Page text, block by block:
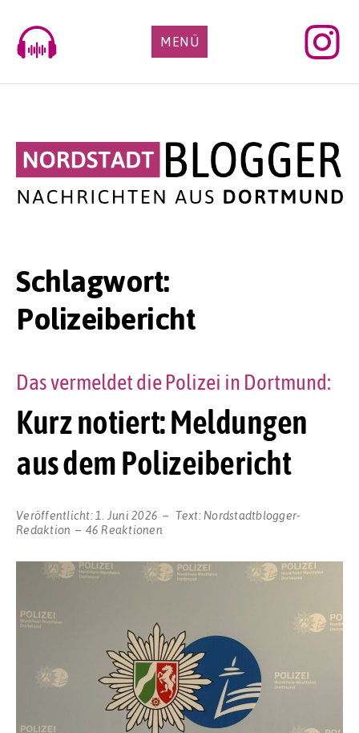
content
MENÜ
Schlagwort:
Polizeibericht
Kurz notiert: Meldungen
aus dem Polizeibericht
Das vermeldet die Polizei in Dortmund:
Veröffentlicht: 1. Juni 2026 Text: Nordstadtblogger-
Redaktion
46 Reaktionen